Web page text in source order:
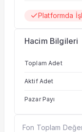
Platformda
Hacim Bilgileri
Toplam Adet
Aktif Adet
Pazar Payı
Fon Toplam